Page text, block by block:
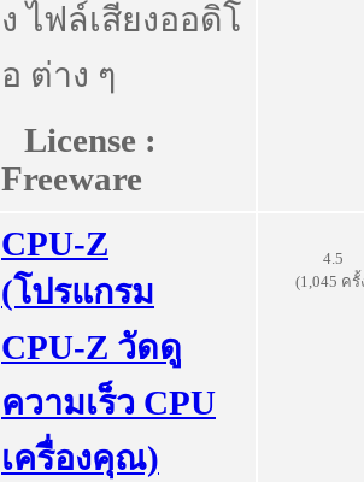
ง ไฟล์เสียงออดิโ
อ ต่าง ๆ
License :
Freeware
CPU-Z
(โปรแกรม
CPU-Z วัดดู
ความเร็ว CPU
เครื่องคุณ)
4.5
(1,045 ครั้